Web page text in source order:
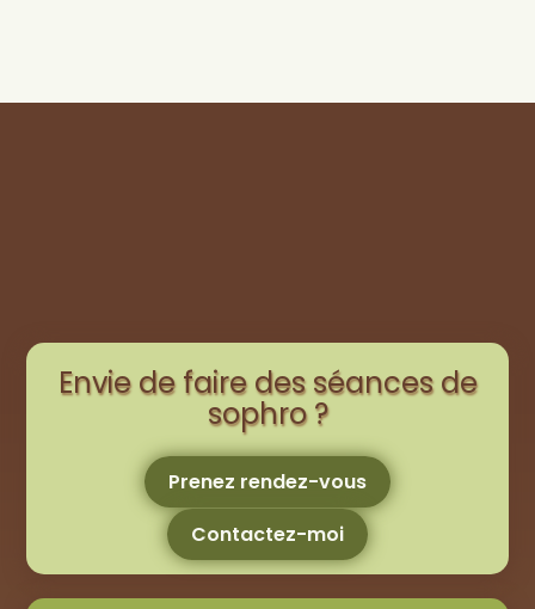
Envie de faire des séances de
sophro ?
Prenez rendez-vous
Contactez-moi